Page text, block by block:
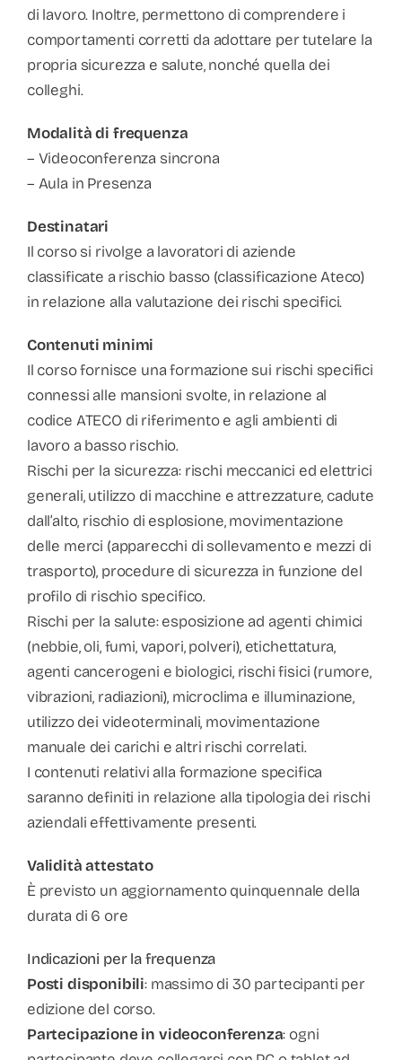
di lavoro. Inoltre, permettono di comprendere i
comportamenti corretti da adottare per tutelare la
propria sicurezza e salute, nonché quella dei
colleghi.
Modalità di frequenza
– Videoconferenza sincrona
– Aula in Presenza
Destinatari
Il corso si rivolge a lavoratori di aziende
classificate a rischio basso (classificazione Ateco)
in relazione alla valutazione dei rischi specifici.
Contenuti minimi
Il corso fornisce una formazione sui rischi specifici
connessi alle mansioni svolte, in relazione al
codice ATECO di riferimento e agli ambienti di
lavoro a basso rischio.
Rischi per la sicurezza: rischi meccanici ed elettrici
generali, utilizzo di macchine e attrezzature, cadute
dall’alto, rischio di esplosione, movimentazione
delle merci (apparecchi di sollevamento e mezzi di
trasporto), procedure di sicurezza in funzione del
profilo di rischio specifico.
Rischi per la salute: esposizione ad agenti chimici
(nebbie, oli, fumi, vapori, polveri), etichettatura,
agenti cancerogeni e biologici, rischi fisici (rumore,
vibrazioni, radiazioni), microclima e illuminazione,
utilizzo dei videoterminali, movimentazione
manuale dei carichi e altri rischi correlati.
I contenuti relativi alla formazione specifica
saranno definiti in relazione alla tipologia dei rischi
aziendali effettivamente presenti.
Validità attestato
È previsto un aggiornamento quinquennale della
durata di 6 ore
Indicazioni per la frequenza
Posti disponibili: massimo di 30 partecipanti per
edizione del corso.
Partecipazione in videoconferenza: ogni